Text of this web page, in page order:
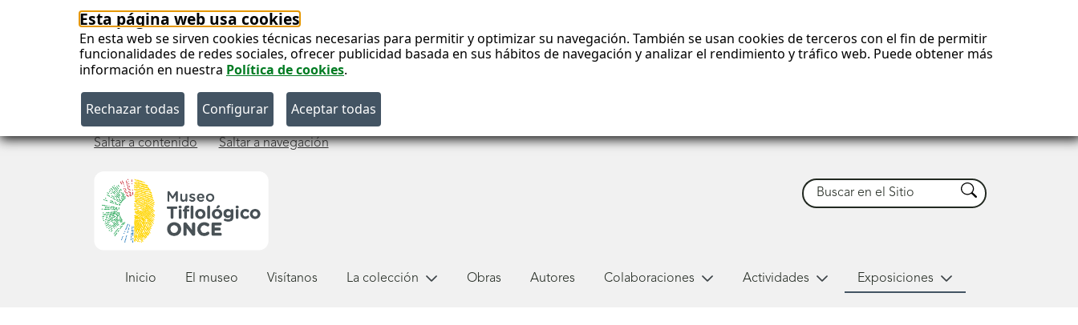
Esta página web usa cookies
En esta web se sirven cookies técnicas necesarias para permitir y optimizar su navegación. También se usan cookies de terceros con el fin de permitir
funcionalidades de redes sociales, ofrecer publicidad basada en sus hábitos de navegación y analizar el rendimiento y tráfico web. Puede obtener más
información en nuestra Política de cookies.
Saltar a contenido Saltar a navegación
Buscar Buscar
Inicio El museo Visítanos La colección Obras Autores Colaboraciones Actividades Exposiciones